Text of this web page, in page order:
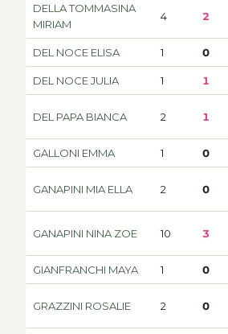
DELLA TOMMASINA
MIRIAM
4 2
DEL NOCE ELISA 1 0
DEL NOCE JULIA 1 1
DEL PAPA BIANCA 2 1
GALLONI EMMA 1 0
GANAPINI MIA ELLA 2 0
GANAPINI NINA ZOE 10 3
GIANFRANCHI MAYA 1 0
GRAZZINI ROSALIE 2 0